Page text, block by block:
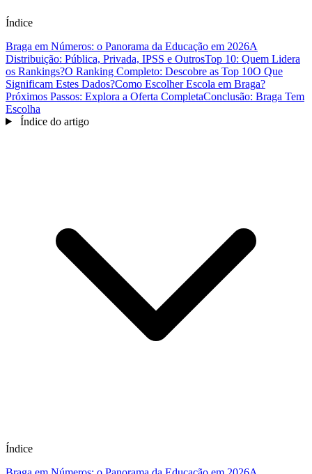
Índice
Braga em Números: o Panorama da Educação em 2026A
Distribuição: Pública, Privada, IPSS e OutrosTop 10: Quem Lidera
os Rankings?O Ranking Completo: Descobre as Top 10O Que
Significam Estes Dados?Como Escolher Escola em Braga?
Próximos Passos: Explora a Oferta CompletaConclusão: Braga Tem
Escolha
Índice do artigo
Índice